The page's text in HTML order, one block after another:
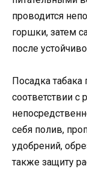
проводится
горшки, затем
после
Посадка
соответствии
себя полив,
удобрений,
также защиту